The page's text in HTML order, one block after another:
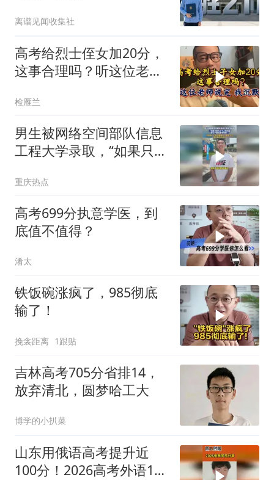
离谱见闻收集社
高考给烈士侄女加20分，
这事合理吗？听这位老师
检雁兰
男生被网络空间部队信息
工程大学录取，“如果只是
议报考军校”
重庆热点
高考699分执意学医，到
底值不值得？
淆太
铁饭碗涨疯了，985彻底
输了！
挽衾距离 1跟贴
吉林高考705分省排14，
放弃清北，圆梦哈工大
博学的小扒菜
山东用俄语高考提升近
100分！2026高考外语121